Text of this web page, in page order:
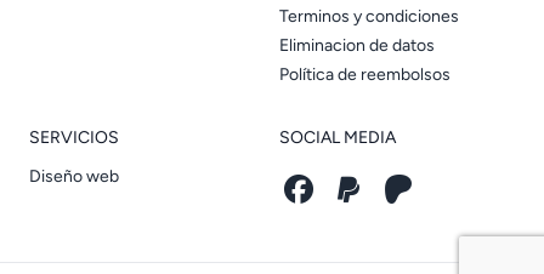
Terminos y condiciones
Eliminacion de datos
Política de reembolsos
SERVICIOS
Diseño web
SOCIAL MEDIA